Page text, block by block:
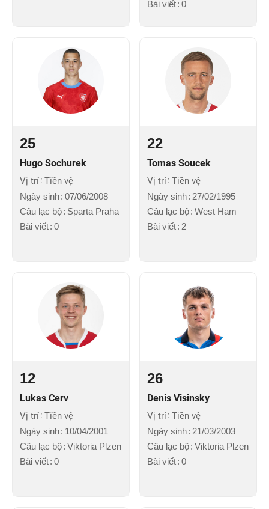
Bài viết 0
25
Hugo Sochurek
Vị trí Tiền vệ
Ngày sinh 07/06/2008
Câu lạc bộ Sparta Praha
Bài viết 0
22
Tomas Soucek
Vị trí Tiền vệ
Ngày sinh 27/02/1995
Câu lạc bộ West Ham
Bài viết 2
12
Lukas Cerv
Vị trí Tiền vệ
Ngày sinh 10/04/2001
Câu lạc bộ Viktoria Plzen
Bài viết 0
26
Denis Visinsky
Vị trí Tiền vệ
Ngày sinh 21/03/2003
Câu lạc bộ Viktoria Plzen
Bài viết 0